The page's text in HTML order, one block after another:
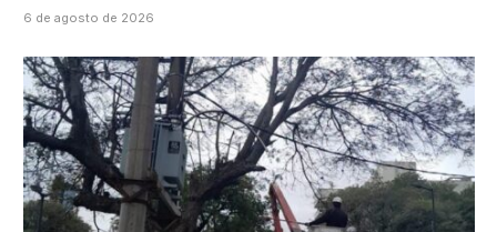
6 de agosto de 2026